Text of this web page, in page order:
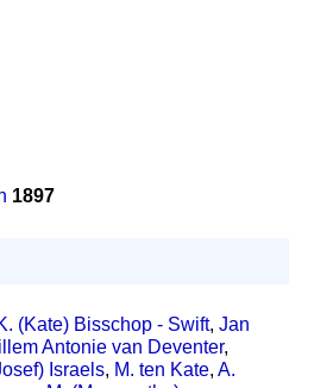
1897
(Kate) Bisschop - Swift, Jan
Antonie van Deventer,
Israels, M. ten Kate, A.